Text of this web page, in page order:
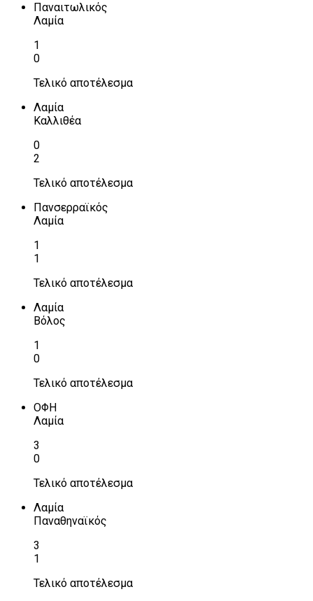
Παναιτωλικός
Λαμία
1
0
Τελικό αποτέλεσμα
Λαμία
Καλλιθέα
0
2
Τελικό αποτέλεσμα
Πανσερραϊκός
Λαμία
1
1
Τελικό αποτέλεσμα
Λαμία
Βόλος
1
0
Τελικό αποτέλεσμα
ΟΦΗ
Λαμία
3
0
Τελικό αποτέλεσμα
Λαμία
Παναθηναϊκός
3
1
Τελικό αποτέλεσμα